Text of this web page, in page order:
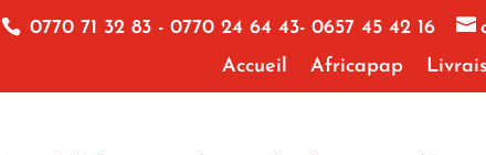
0770 71 32 83 - 0770 24 64 43- 0657 45 42 16
Accueil
Africapap